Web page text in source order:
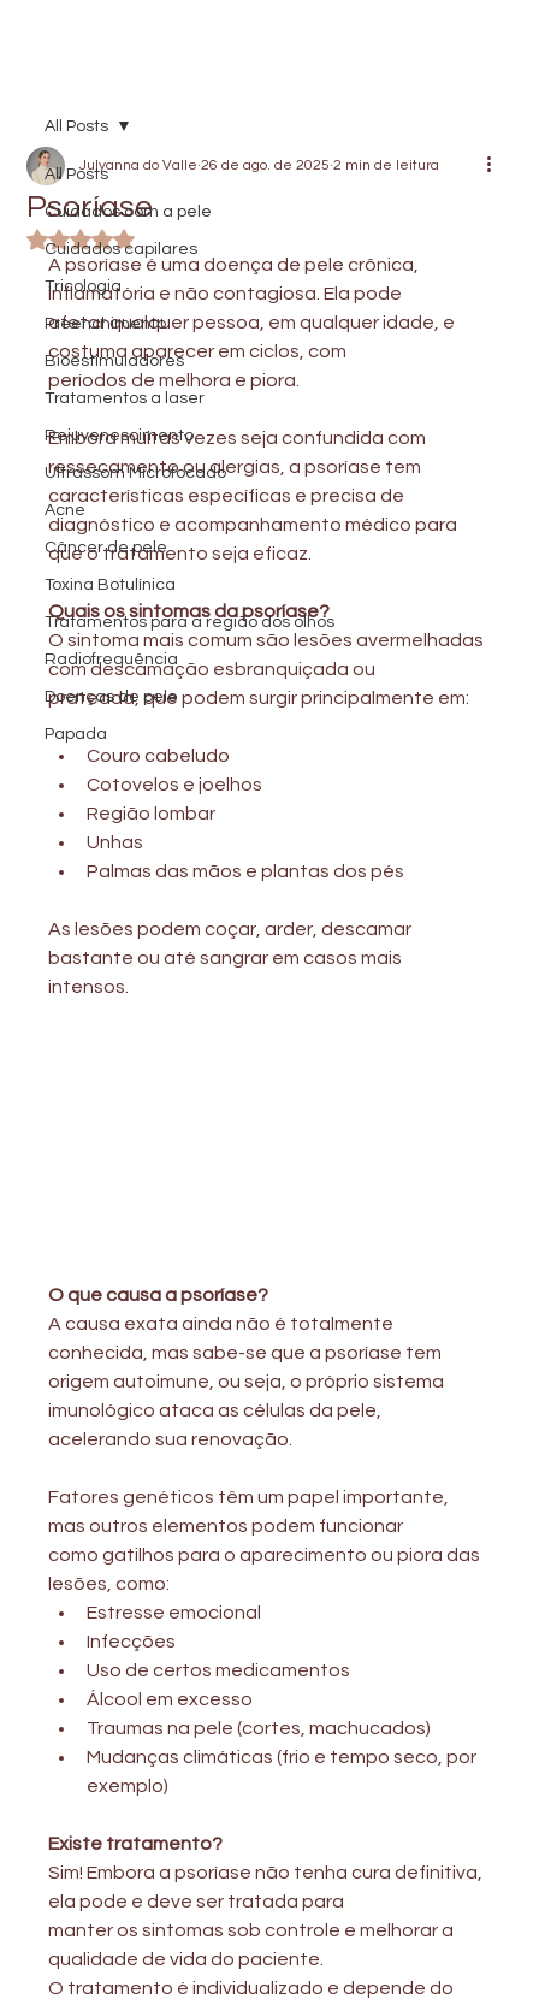
All Posts
Cuidados com a pele
Cuidados capilares
Tricologia
Preenchimento
Bioestimuladores
Tratamentos a laser
Rejuvenescimento
Ultrassom Microfocado
Acne
Câncer de pele
Toxina Botulínica
Tratamentos para a região dos olhos
Radiofrequência
Doenças de pele
Papada
All Posts
Psoríase
Julyanna do Valle 26 de ago. de 2025 2 min de leitura
Avaliado com NaN de 5 estrelas.
A psoríase é uma doença de pele crônica,
inflamatória e não contagiosa. Ela pode
afetar qualquer pessoa, em qualquer idade, e
costuma aparecer em ciclos, com
períodos de melhora e piora.
Embora muitas vezes seja confundida com
ressecamento ou alergias, a psoríase tem
características específicas e precisa de
diagnóstico e acompanhamento médico para
que o tratamento seja eficaz.
Quais os sintomas da psoríase?
O sintoma mais comum são lesões avermelhadas
com descamação esbranquiçada ou
prateada, que podem surgir principalmente em:
Couro cabeludo
Cotovelos e joelhos
Região lombar
Unhas
Palmas das mãos e plantas dos pés
As lesões podem coçar, arder, descamar
bastante ou até sangrar em casos mais
intensos.
O que causa a psoríase?
A causa exata ainda não é totalmente
conhecida, mas sabe-se que a psoríase tem
origem autoimune, ou seja, o próprio sistema
imunológico ataca as células da pele,
acelerando sua renovação.
Fatores genéticos têm um papel importante,
mas outros elementos podem funcionar
como gatilhos para o aparecimento ou piora das
lesões, como:
Estresse emocional
Infecções
Uso de certos medicamentos
Álcool em excesso
Traumas na pele (cortes, machucados)
Mudanças climáticas (frio e tempo seco, por
exemplo)
Existe tratamento?
Sim! Embora a psoríase não tenha cura definitiva,
ela pode e deve ser tratada para
manter os sintomas sob controle e melhorar a
qualidade de vida do paciente.
O tratamento é individualizado e depende do